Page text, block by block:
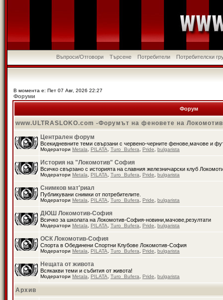
Въпроси/Отговори Търсене Потребители Потребителски
В момента е: Пет 07 Авг, 2026 22:27
Форуми
Форум
www.ULTRASLOKO.com -Форумът на феновете на
Централен форум
Всекидневните теми свързани с червено-черните фенове,мачове и
Модератори Metala PILATA Turo_Bufera Pride bulgarista
История на "Локомотив" София
Всичко свързано с историята на славния железничарски клуб
Модератори Metala PILATA Turo_Bufera Pride bulgarista
Снимков мат'риал
Публикувани снимки от потребителите.
Модератори Metala PILATA Turo_Bufera Pride bulgarista
ДЮШ Локомотив-София
Всичко за школата на Локомотив-София-новини,мачове,резултати
Модератори Metala PILATA Turo_Bufera Pride bulgarista
ОСК Локомотив-София
Спорта в Обединени Спортни Клубове Локомотив-София
Модератори Metala PILATA Turo_Bufera Pride bulgarista
Нещата от живота
Всякакви теми и събития от живота!
Модератори Metala PILATA Turo_Bufera Pride bulgarista
Архив